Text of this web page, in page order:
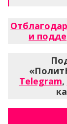
и
Telegram,